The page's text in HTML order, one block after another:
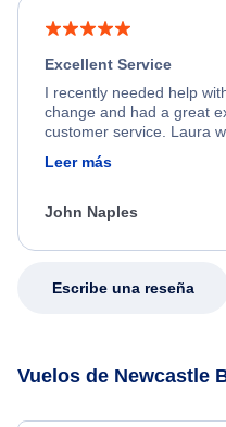
Excellent Service
I recently needed help
change and had a great
customer service. Laura
friendly, and very helpful
process. She quickly
appreciate her excellent
Leer más
John Naples
Escribe una reseña
Vuelos de Newcastle